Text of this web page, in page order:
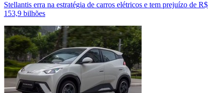
Stellantis erra na estratégia de carros elétricos e tem prejuízo de R$
153,9 bilhões